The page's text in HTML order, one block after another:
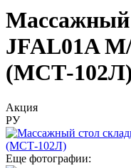
Массажный
JFAL01A
(МСТ-
Акция
РУ
Еще фотографии: